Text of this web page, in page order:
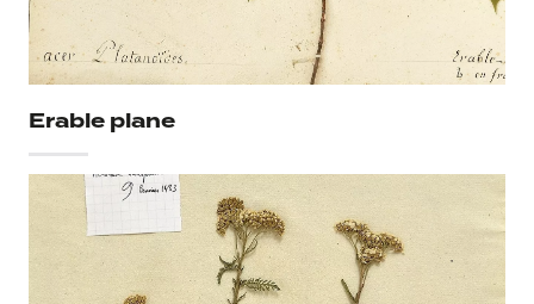
Erable plane